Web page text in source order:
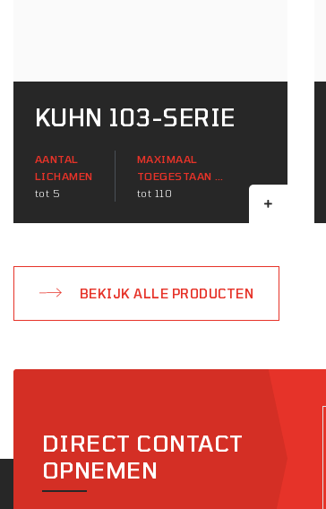
KUHN 103-SERIE
AANTAL
LICHAMEN
tot 5
MAXIMAAL
TOEGESTAAN ​​
TRACTORVERMOGEN
tot 110
BEKIJK ALLE PRODUCTEN
DIRECT CONTACT
OPNEMEN